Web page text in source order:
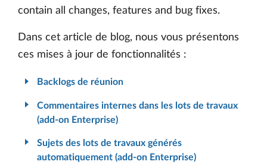
contain all changes, features and bug fixes.
Dans cet article de blog, nous vous présentons
ces mises à jour de fonctionnalités :
Backlogs de réunion
Commentaires internes dans les lots de travaux
(add-on Enterprise)
Sujets des lots de travaux générés
automatiquement (add-on Enterprise)